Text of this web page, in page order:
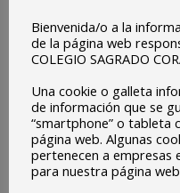
Video 3 de la Semana
Cultural 2020
Bienvenida/o a la
de la página web
COLEGIO SAGRADO
Una cookie o galleta
de información que se
“smartphone” o tableta
página web. Algunas
pertenecen a empresas
para nuestra página